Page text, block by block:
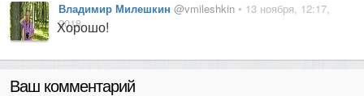
Владимир Милешкин @vmileshkin • 13 ноября, 12:17,
2018
Хорошо!
Ваш комментарий